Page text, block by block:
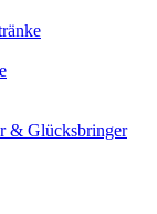
& Glücksbringer